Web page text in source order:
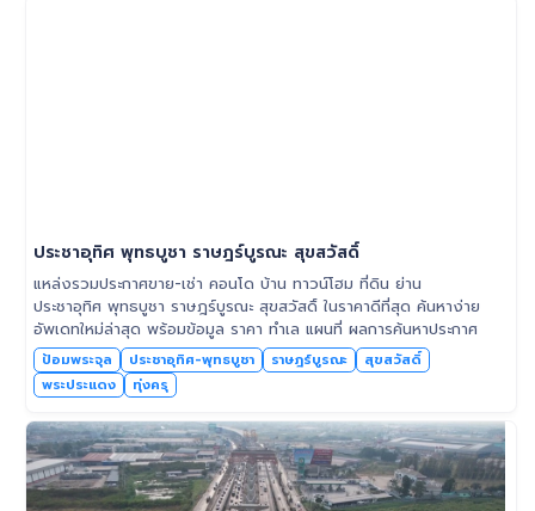
ประชาอุทิศ พุทธบูชา ราษฎร์บูรณะ สุขสวัสดิ์
แหล่งรวมประกาศขาย-เช่า คอนโด บ้าน ทาวน์โฮม ที่ดิน ย่าน
ประชาอุทิศ พุทธบูชา ราษฎร์บูรณะ สุขสวัสดิ์ ในราคาดีที่สุด ค้นหาง่าย
อัพเดทใหม่ล่าสุด พร้อมข้อมูล ราคา ทำเล แผนที่ ผลการค้นหาประกาศ
ป้อมพระจุล ประชาอุทิศ-พุทธบูชา ราษฎร์บูรณะ
สุขสวัสดิ์
พระประแดง
ทุ่งครุ